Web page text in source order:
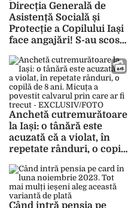
Direcția Generală de
Asistență Socială și
Protecție a Copilului Iași
face angajări! S-au scos
posturi vacante
Anchetă cutremurătoare
la Iași: o tânără este
acuzată că a violat, în
repetate rânduri, o copilă
povestit calvarul prin
care ar fi trecut –
EXCLUSIV/FOTO
Când intră pensia pe